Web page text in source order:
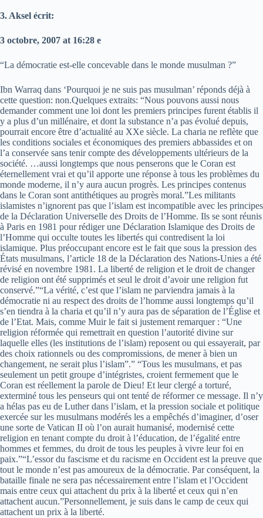
3. Aksel écrit:
3 octobre, 2007 at 16:28 e
“La démocratie est-elle concevable dans le monde musulman ?”
Ibn Warraq dans ‘Pourquoi je ne suis pas musulman’ réponds déjà à
cette question: non.Quelques extraits: “Nous pouvons aussi nous
demander comment une loi dont les premiers principes furent établis il
y a plus d’un millénaire, et dont la substance n’a pas évolué depuis,
pourrait encore être d’actualité au XXe siècle. La charia ne reflète que
les conditions sociales et économiques des premiers abbassides et on
l’a conservée sans tenir compte des développements ultérieurs de la
société. …aussi longtemps que nous penserons que le Coran est
éternellement vrai et qu’il apporte une réponse à tous les problèmes du
monde moderne, il n’y aura aucun progrès. Les principes contenus
dans le Coran sont antithétiques au progrès moral.”Les militants
islamistes n’ignorent pas que l’islam est incompatible avec les principes
de la Déclaration Universelle des Droits de l’Homme. Ils se sont réunis
à Paris en 1981 pour rédiger une Déclaration Islamique des Droits de
l’Homme qui occulte toutes les libertés qui contredisent la loi
islamique. Plus préoccupant encore est le fait que sous la pression des
États musulmans, l’article 18 de la Déclaration des Nations-Unies a été
révisé en novembre 1981. La liberté de religion et le droit de changer
de religion ont été supprimés et seul le droit d’avoir une religion fut
conservé.”“La vérité, c’est que l’islam ne parviendra jamais à la
démocratie ni au respect des droits de l’homme aussi longtemps qu’il
s’en tiendra à la charia et qu’il n’y aura pas de séparation de l’Église et
de l’Etat. Mais, comme Muir le fait si justement remarquer : “Une
religion réformée qui remettrait en question l’autorité divine sur
laquelle elles (les institutions de l’islam) reposent ou qui essayerait, par
des choix rationnels ou des compromissions, de mener à bien un
changement, ne serait plus l’islam”.” “Tous les musulmans, et pas
seulement un petit groupe d’intégristes, croient fermement que le
Coran est réellement la parole de Dieu! Et leur clergé a torturé,
exterminé tous les penseurs qui ont tenté de réformer ce message. Il n’y
a hélas pas eu de Luther dans l’islam, et la pression sociale et politique
exercée sur les musulmans modérés les a empêchés d’imaginer, d’oser
une sorte de Vatican II où l’on aurait humanisé, modernisé cette
religion en tenant compte du droit à l’éducation, de l’égalité entre
hommes et femmes, du droit de tous les peuples à vivre leur foi en
paix.”“L’essor du fascisme et du racisme en Occident est la preuve que
tout le monde n’est pas amoureux de la démocratie. Par conséquent, la
bataille finale ne sera pas nécessairement entre l’islam et l’Occident
mais entre ceux qui attachent du prix à la liberté et ceux qui n’en
attachent aucun.”Personnellement, je suis dans le camp de ceux qui
attachent un prix à la liberté.